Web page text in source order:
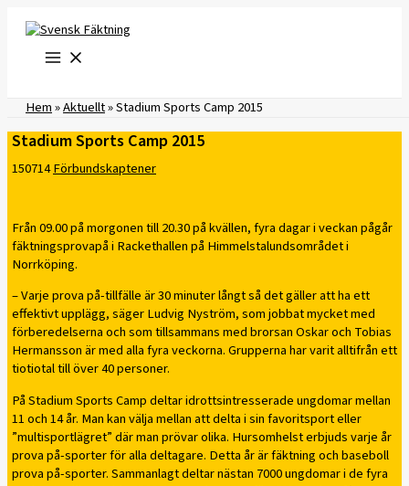
innehåll
Hem»Aktuellt»Stadium Sports Camp 2015
Stadium Sports Camp 2015
150714Förbundskaptener
Från 09.00 på morgonen till 20.30 på kvällen, fyra dagar i veckan pågår
fäktningsprovapå i Rackethallen på Himmelstalundsområdet i
Norrköping.
– Varje prova på-tillfälle är 30 minuter långt så det gäller att ha ett
effektivt upplägg, säger Ludvig Nyström, som jobbat mycket med
förberedelserna och som tillsammans med brorsan Oskar och Tobias
Hermansson är med alla fyra veckorna. Grupperna har varit alltifrån ett
tiotiotal till över 40 personer.
På Stadium Sports Camp deltar idrottsintresserade ungdomar mellan
11 och 14 år. Man kan välja mellan att delta i sin favoritsport eller
”multisportlägret” där man prövar olika. Hursomhelst erbjuds varje år
prova på-sporter för alla deltagare. Detta år är fäktning och baseboll
prova på-sporter. Sammanlagt deltar nästan 7000 ungdomar i de fyra